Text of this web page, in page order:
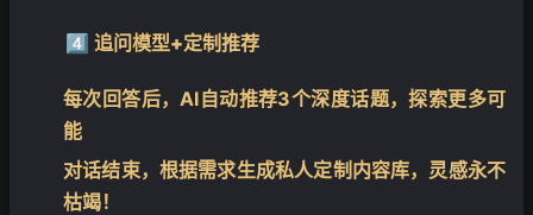
4️⃣ 追问模型+定制推荐
每次回答后，AI自动推荐3个深度话题，探索更多可
能
对话结束，根据需求生成私人定制内容库，灵感永不
枯竭！